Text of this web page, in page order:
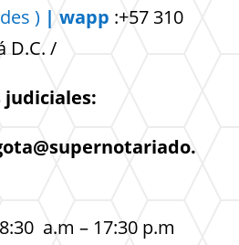
) | wapp :+57 310
D.C. /
a.m – 17:30 p.m